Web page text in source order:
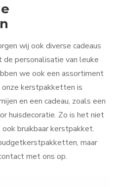
wij ook diverse cadeaus
personalisatie van leuke
we ook een assortiment
kerstpakketten is
en een cadeau, zoals een
huisdecoratie. Zo is het niet
bruikbaar kerstpakket.
maar
met ons op.